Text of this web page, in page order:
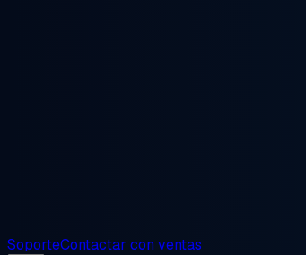
SoporteContactar con ventas